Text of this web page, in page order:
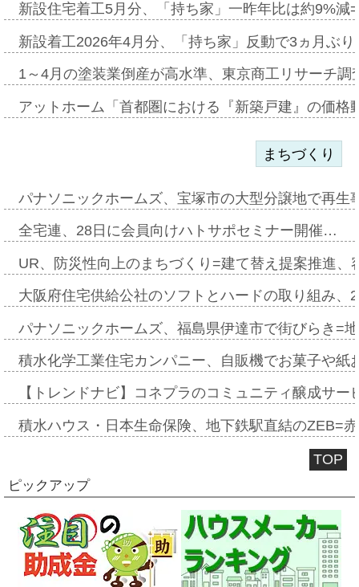
新設住宅着工5月分、「持ち家」一昨年比は約9%
新設着工2026年4月分、「持ち家」反動で3ヵ月ぶ
1～4月の塗装業倒産が高水準、東京商工リサーチ
アットホーム「首都圏における『新築戸建』の価
まちづくり
パナソニックホームズ、宝塚市の大型分譲地で再
全宅連、28日に会員向けハトサポセミナー開催…
UR、防災性向上のまちづくり=建て替え提案推進
大阪府住宅供給公社のソフトとハードの取り組み
パナソニックホームズ、福島県伊達市で街びらき=
積水化学工業住宅カンパニー、自販機でお菓子や
【トレンドナビ】コネプラのコミュニティ醸成サ
積水ハウス・日本生命保険、地下鉄駅直結のZEB=
TOP
ピックアップ